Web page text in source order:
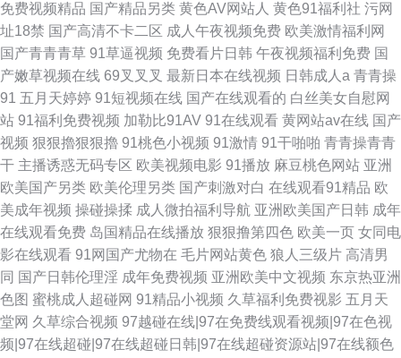
免费视频精品 国产精品另类 黄色AV网站人 黄色91福利社 污网
址18禁 国产高清不卡二区 成人午夜视频免费 欧美激情福利网
国产青青青草 91草逼视频 免费看片日韩 午夜视频福利免费 国
产嫩草视频在线 69叉叉叉 最新日本在线视频 日韩成人a 青青操
91 五月天婷婷 91短视频在线 国产在线观看的 白丝美女自慰网
站 91福利免费视频 加勒比91AV 91在线观看 黄网站av在线 国产
视频 狠狠擼狠狠擼 91桃色小视频 91激情 91干啪啪 青青操青青
干 主播诱惑无码专区 欧美视频电影 91播放 麻豆桃色网站 亚洲
欧美国产另类 欧美伦理另类 国产刺激对白 在线观看91精品 欧
美成年视频 操碰操揉 成人微拍福利导航 亚洲欧美国产日韩 成年
在线观看免费 岛国精品在线播放 狠狠撸第四色 欧美一页 女同电
影在线观看 91网国产尤物在 毛片网站黄色 狼人三级片 高清男
同 国产日韩伦理淫 成年免费视频 亚洲欧美中文视频 东京热亚洲
色图 蜜桃成人超碰网 91精品小视频 久草福利免费视影 五月天
堂网 久草综合视频 97越碰在线|97在免费线观看视频|97在色视
频|97在线超碰|97在线超碰日韩|97在线超碰资源站|97在线额色